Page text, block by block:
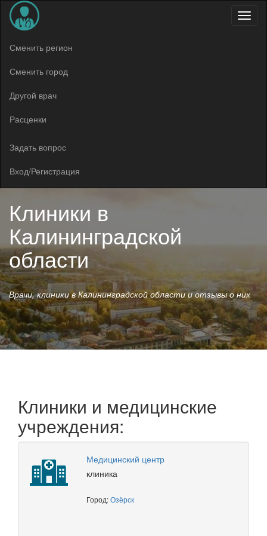
Меню
Сменить регион
Сменить город
Другой врач
Расценки
Задать вопрос
Вход/Регистрация
Клиники в
Калининградской
области
Врачи, клиники в Калининградской области и отзывы о них
Клиники и медицинские
учреждения:
Медицинский центр
клиника
Город:Озёрск